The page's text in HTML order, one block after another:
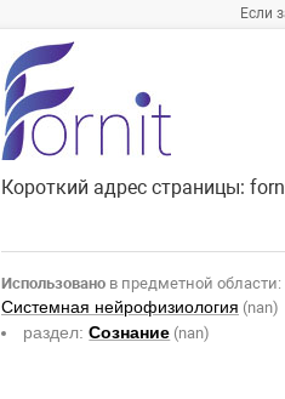
Если
Короткий адрес страницы:
Использовано в предметной области:
Системная нейрофизиология (nan)
раздел:Сознание (nan)